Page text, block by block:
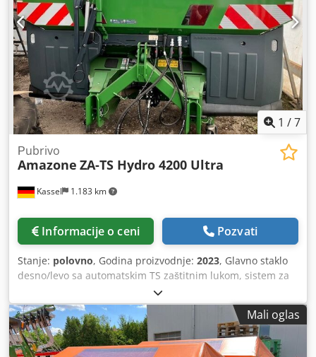
1 /7
Kassel 1.183 km
Рubrivo
Amazone ZA-TS Hydro 4200 Ultra
Informacije o ceni Pozvati
Stanje: polovno, Godina proizvodnje: 2023, Glavno staklo
desno/levo sa automatskim TS zaštitnim lukom, sistem za
navođenje, zakretno, fabrički montirano. Senzor nagiba za
elektronski sistem za merenje težine / sistem za
podešavanje uvoda. Profis sistem za merenje težine,
ugrađeni delovi za osnovne uređaje ZA. LED zadnja rasveta,
manuelna. Dcsdpfxst A Udge Aaiok
Mali oglas